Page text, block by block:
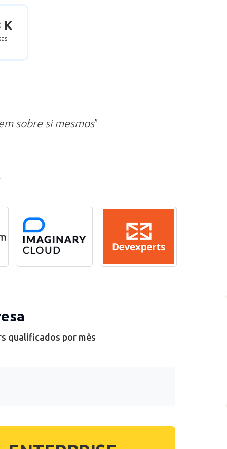
K
sobre si mesmos”
qualificados por mês